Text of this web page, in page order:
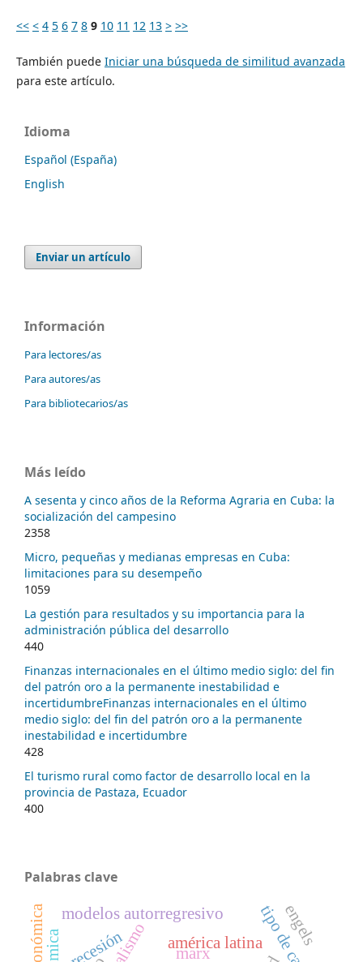
<< < 4 5 6 7 8 9 10 11 12 13 > >>
También puede Iniciar una búsqueda de similitud avanzada
para este artículo.
Idioma
Español (España)
English
Enviar un artículo
Información
Para lectores/as
Para autores/as
Para bibliotecarios/as
Más leído
A sesenta y cinco años de la Reforma Agraria en Cuba: la
socialización del campesino
2358
Micro, pequeñas y medianas empresas en Cuba:
limitaciones para su desempeño
1059
La gestión para resultados y su importancia para la
administración pública del desarrollo
440
Finanzas internacionales en el último medio siglo: del fin
del patrón oro a la permanente inestabilidad e
incertidumbreFinanzas internacionales en el último
medio siglo: del fin del patrón oro a la permanente
inestabilidad e incertidumbre
428
El turismo rural como factor de desarrollo local en la
provincia de Pastaza, Ecuador
400
Palabras clave
recesión
modelos autorregresivo
américa latina
marx
engels